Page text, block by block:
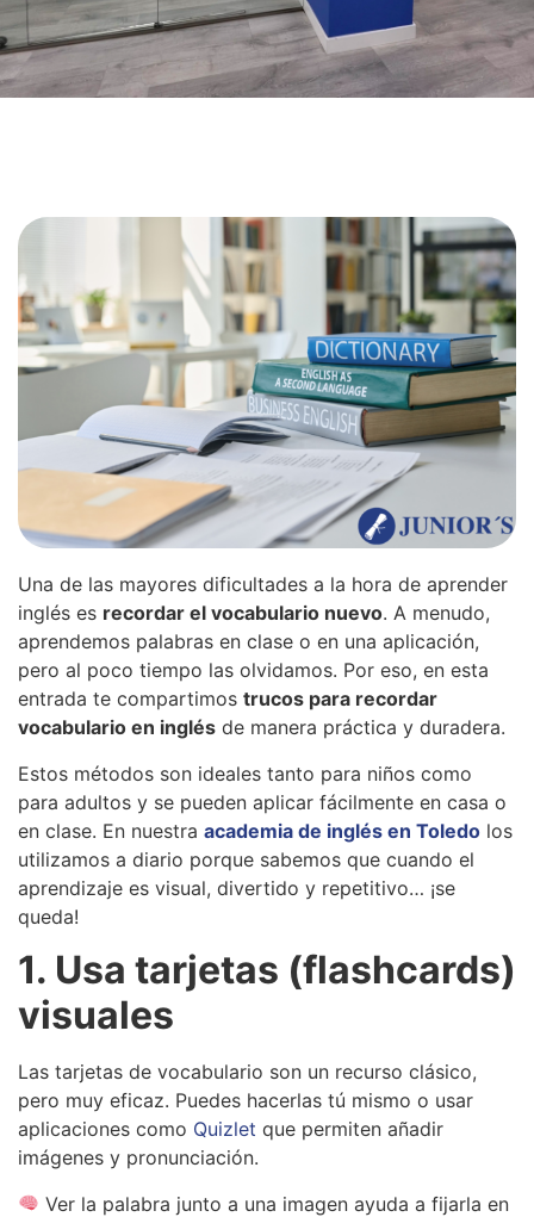
Una de las mayores dificultades a la hora de aprender
inglés es recordar el vocabulario nuevo. A menudo,
aprendemos palabras en clase o en una aplicación,
pero al poco tiempo las olvidamos. Por eso, en esta
entrada te compartimos trucos para recordar
vocabulario en inglés de manera práctica y duradera.
Estos métodos son ideales tanto para niños como
para adultos y se pueden aplicar fácilmente en casa o
en clase. En nuestra academia de inglés en Toledo los
utilizamos a diario porque sabemos que cuando el
aprendizaje es visual, divertido y repetitivo… ¡se
queda!
1. Usa tarjetas (flashcards)
visuales
Las tarjetas de vocabulario son un recurso clásico,
pero muy eficaz. Puedes hacerlas tú mismo o usar
aplicaciones como Quizlet que permiten añadir
imágenes y pronunciación.
Ver la palabra junto a una imagen ayuda a fijarla en